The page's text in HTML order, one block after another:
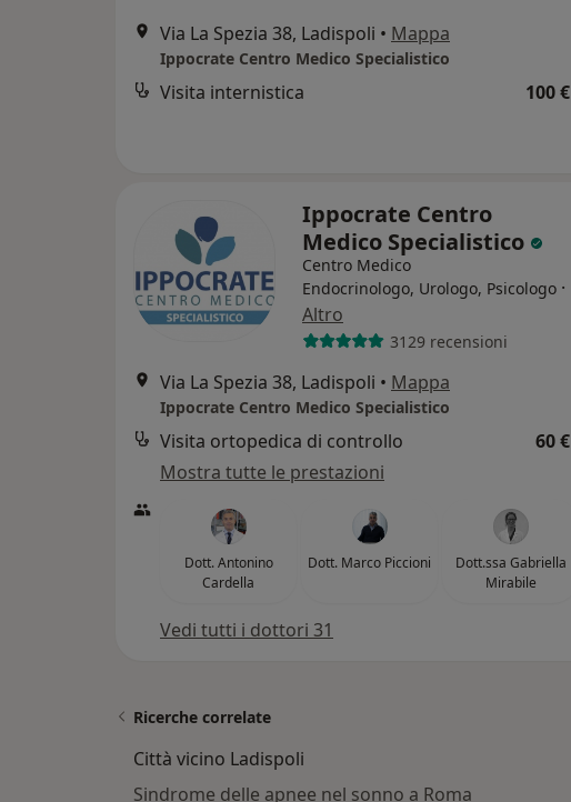
Via La Spezia 38, Ladispoli • Mappa
Ippocrate Centro Medico Specialistico
Visita internistica 100 €
Ippocrate Centro
Medico Specialistico
Centro Medico
Endocrinologo, Urologo, Psicologo ·
Altro
3129 recensioni
Via La Spezia 38, Ladispoli • Mappa
Ippocrate Centro Medico Specialistico
Visita ortopedica di controllo
60 €
Mostra tutte le prestazioni
Dott. Antonino
Cardella
Dott. Marco Piccioni
Dott.ssa Gabriella
Mirabile
Vedi tutti i dottori 31
Ricerche correlate
Città vicino Ladispoli
Sindrome delle apnee nel sonno a Roma